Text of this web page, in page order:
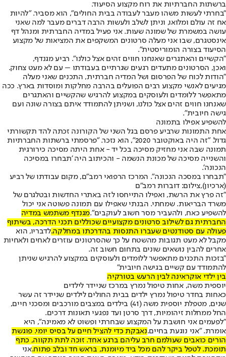
ברשתות החברתיות את רוח מקצוע הסיעוד.
"בחרתי לעשות משהו מעבר לעבודה בבית החולים", הוא מסביר. "להיות
אח זה עולם ומלואו, וניתן לשלב ולעשות הרבה דברים מעבר למה שאני
עושה במשמרת של שמונה שעות. אני פעיל במדיה החברתית ומנהל דף
אינסטגרם, שבו אני מעלה סרטונים המשקפים את המציאות של מקצוע
הסיעוד בצורה הומוריסטית".
"הקשיים והאתגרים שאנחנו חווים זהים אצל כולנו". רביע מגנדף,
ואכן, הסרטונים מתעדים רגעים שגרתיים בעבודתו – עם לא מעט צחוק.
"הודות לכוח של הפרסום ושל המדיה חברתית, התכנים שאני מעלה
מגיעים לאנשי מקצוע רבים הפועלים בהרבה מחלקות ומוסדות בארץ. ככה
מתאפשר ללומדים ולעוסקים במקצוע להרגיש שהקשיים והאתגרים
שאנחנו חווים זהים אצל כולנו, ושניתן להתמודד איתם בצורה שונה ועם
גישה חיובית".
להשפיע אפילו בתמונה
אחת התמונות שרביע פרסם בגל השני של הקורונה זכתה להד תקשורתי
גדול. "זה היה באוקטובר 2020", הוא נזכר. "פרסמתי ברשתות החברתיות
תמונה שבה אני מחזיק מסיכה בכל יד - אחת היתה מסיכה כירורגית
והשנייה מסיכה של מכונת הנשמה - והכיתוב היה 'תבחרו במסיכה
הנכונה'.
"תבחרו במסכה הנכונה". המרכז הרפואי רמב"ם, מקום עבודתו של רביע
(ארכיון),צילום: דוברות רמב"ם
"זה פרץ את הרשת, ואפילו התייחסו לזה באתרי החדשות ובטלגרם של
משרד הבריאות. שמחתי. הבנתי שאפילו עם תמונה פשוטה אני יכול
להשפיע כאח, ולהעביר מסר חשוב לעוקבים".מגנדף משתמש במדיה
החברתית גם לשילוב סרטונים מקצועיים שכוללים תכני הדרכה, בשיתוף
פעולה עם סטודנטים שעברו התנסות בהדרכתו במחלקה.לדבריו, הוא
מקבל לא מעט תגובות מהשטח על כך שהסרטונים עוזרים לאחים ולאחיות
אחרים להבין נושאים שונים בתחום חשוב זה.
"בזכות התכנים מתאפשר ללומדים ולעוסקים במקצוע להרגיש שניתן
להתמודד עם קשיים בגישה חיובית"
בין ילדי אוקראינה לבין הרעש בטורקיה
יוספית משה, אחות טיפול נמרץ במרכז שניידר לילדים
כאחות בחדר טיפול נמרץ ילדים בבית החולים לילדים שניידר זה עשר
שנים, מטפלת יוספית משה (41) בילדים במצבים מורכבים ומסכני חיים,
החל ממחלות זיהומיות, דרך סרטן ועד נפגעי תאונות דרכים.
"לפעמים אני חושבת על המקצוע שבחרתי ופשוט לא מאמינה", היא
אומרת. "אני נוגעת בחיים.נאבקת כדי להציל חיים על בסיס יומי. פוגשת
הורים כואבים שעולמם חרב עליהם ברגע אחד. זוכה לתת תקווה, כתף
תומכת. לטפל ביקר להם מכל ביד מיומנת, בראש חד ובלב פתוח.אני